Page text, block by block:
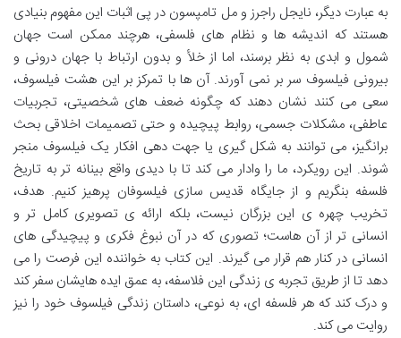
به عبارت دیگر، نایجل راجرز و مل تامپسون در پی اثبات این مفهوم بنیادی
هستند که اندیشه ها و نظام های فلسفی، هرچند ممکن است جهان
شمول و ابدی به نظر برسند، اما از خلأ و بدون ارتباط با جهان درونی و
بیرونی فیلسوف سر بر نمی آورند. آن ها با تمرکز بر این هشت فیلسوف،
سعی می کنند نشان دهند که چگونه ضعف های شخصیتی، تجربیات
عاطفی، مشکلات جسمی، روابط پیچیده و حتی تصمیمات اخلاقی بحث
برانگیز، می توانند به شکل گیری یا جهت دهی افکار یک فیلسوف منجر
شوند. این رویکرد، ما را وادار می کند تا با دیدی واقع بینانه تر به تاریخ
فلسفه بنگریم و از جایگاه قدیس سازی فیلسوفان پرهیز کنیم. هدف،
تخریب چهره ی این بزرگان نیست، بلکه ارائه ی تصویری کامل تر و
انسانی تر از آن هاست؛ تصوری که در آن نبوغ فکری و پیچیدگی های
انسانی در کنار هم قرار می گیرند. این کتاب به خواننده این فرصت را می
دهد تا از طریق تجربه ی زندگی این فلاسفه، به عمق ایده هایشان سفر کند
و درک کند که هر فلسفه ای، به نوعی، داستان زندگی فیلسوف خود را نیز
روایت می کند.